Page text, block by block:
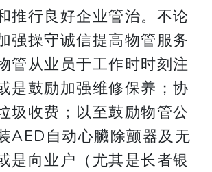
推行良好企业管治。不论
强操守诚信提高物管服务
管从业员于工作时时刻注
是鼓励加强维修保养；协
圾收费；以至鼓励物管公
AED自动心臟除颤器及无
是向业户（尤其是长者银